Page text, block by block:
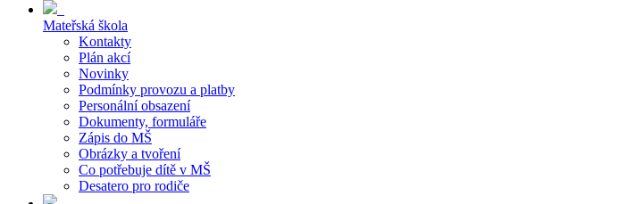
Mateřská škola
Kontakty
Plán akcí
Novinky
Podmínky provozu a platby
Personální obsazení
Dokumenty, formuláře
Zápis do MŠ
Obrázky a tvoření
Co potřebuje dítě v MŠ
Desatero pro rodiče